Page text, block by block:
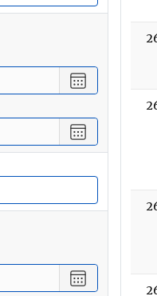
Selecteer
een
vanaf
Selecteer
een
tot
met
Selecteer
een